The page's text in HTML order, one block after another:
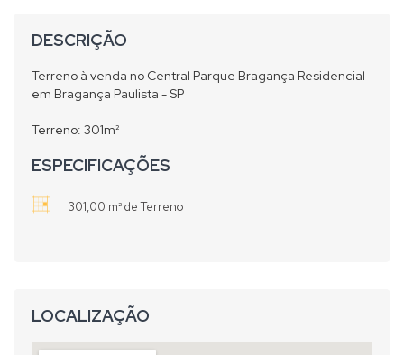
DESCRIÇÃO
Terreno à venda no Central Parque Bragança Residencial
em Bragança Paulista - SP
Terreno: 301m²
ESPECIFICAÇÕES
301,00 m² de Terreno
LOCALIZAÇÃO